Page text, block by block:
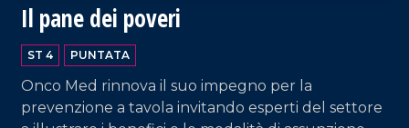
Il pane dei poveri
ST 4 PUNTATA
Onco Med rinnova il suo impegno per la
prevenzione a tavola invitando esperti del settore
VAI AL TITOLO